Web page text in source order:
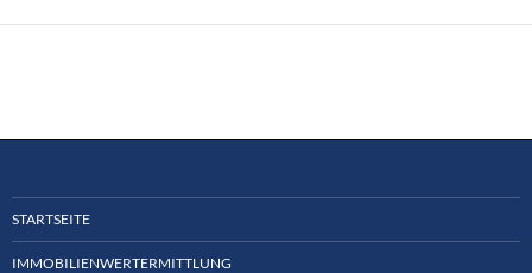
STARTSEITE
IMMOBILIENWERTERMITTLUNG